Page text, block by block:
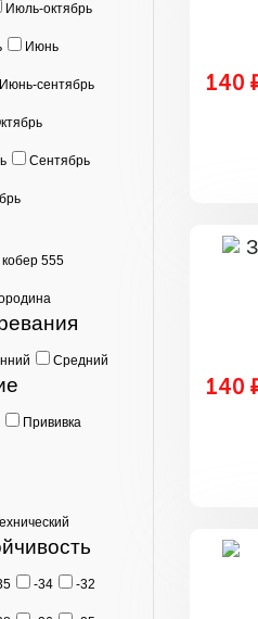
Июль-октябрь
Июнь
Июнь-сентябрь
Сентябрь
555
Средний
Прививка
-34 -32
140
140